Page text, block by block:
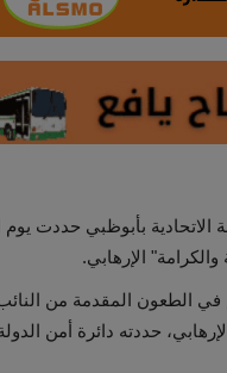
الإرهابي.
في الطعون المقدمة من
حددته دائرة أمن